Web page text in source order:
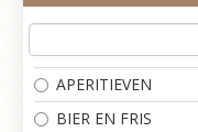
MENU
RESERVEREN
LOGIN
APERITIEVEN
BIER EN FRIS